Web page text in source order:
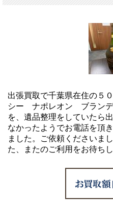
出張買取で千葉県在住の５
シー ナポレオン ブラン
を、遺品整理をしていたら
なかったようでお電話を頂
ました。ご依頼くださいま
た、またのご利用をお待ち